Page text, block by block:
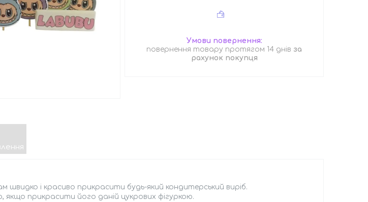
повернення товару протягом 14 днів за
рахунок покупця
швидко і красиво прикрасити будь-який кондитерський виріб.
якщо прикрасити його даній цукрових фігуркою.